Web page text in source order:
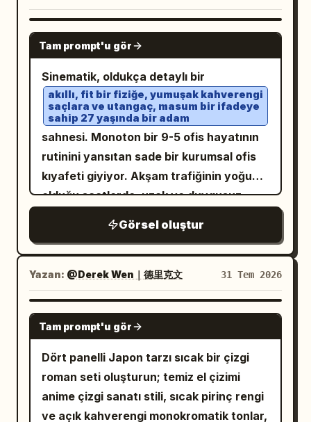
kahverengi bir alışveriş kağıt çantası
turuncu bir kazakla oversize koyu renkli
beyaz spor ayakkabı giyiyor, elinde
küçük turuncu bir meyve tutuyor.
Yumuşak gün ışığı, mat renk tonlaması,
gerçekçi cilt dokusu, belgesel
fotoğrafçılığı, hafif film greni,
Kore/Japon yaşam tarzı estetiği
,
kuş bakışı kompozisyon, doğal hareket,
ultra gerçekçi, şaheser.
GPT IMAGE 2
Tam prompt'u gör
Sinematik, oldukça detaylı bir
akıllı, fit bir fiziğe, yumuşak kahverengi
saçlara ve utangaç, masum bir ifadeye
sahip 27 yaşında bir adam
sahnesi. Monoton bir 9-5 ofis hayatının
rutinini yansıtan sade bir kurumsal ofis
kıyafeti giyiyor. Akşam trafiğinin yoğun
olduğu saatlerde, uzak ve duygusuz
kalabalık bir şehir otobüs durağında
sessizce duruyor. Tüm dünya, günlük
hayatının sıkıcılığını ve tekdüzeliğini
vurgulayacak şekilde siyah beyaz
gösteriliyor. Başının üzerinde kara
bulutlar toplanıyor ve aniden yağmur
yağmaya başlıyor. Etrafındaki herkes
şemsiyelerini açmak veya sığınacak bir
yer bulmak için acele ederken, o sadece
bakışlarını indiriyor ve yağmuru sessizce
Görsel oluştur
Yazan: @Derek Wen｜德里克文 31 Tem 2026
GPT IMAGE 2
Tam prompt'u gör
Dört panelli Japon tarzı sıcak bir çizgi
roman seti oluşturun; temiz el çizimi
anime çizgi sanatı stili, sıcak pirinç rengi
ve açık kahverengi monokromatik tonlar,